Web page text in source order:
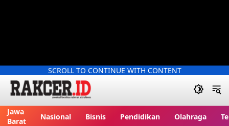
SCROLL TO CONTINUE WITH CONTENT
Jawa
Barat
Nasional Bisnis Pendidikan Olahraga